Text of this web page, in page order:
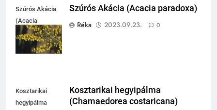
Szúrós Akácia
(Acacia
paradoxa)
Szúrós Akácia (Acacia paradoxa)
Réka
2023.09.23. 0
Kosztarikai
hegyipálma
Kosztarikai hegyipálma
(Chamaedorea costaricana)